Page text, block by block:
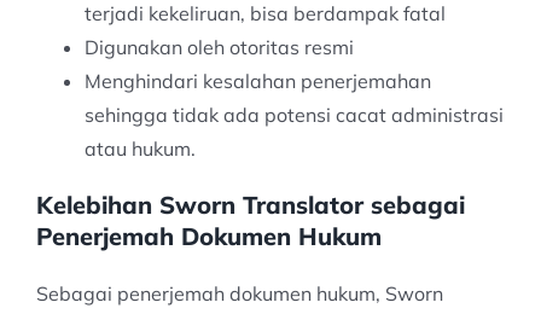
terjadi kekeliruan, bisa berdampak fatal
Digunakan oleh otoritas resmi
Menghindari kesalahan penerjemahan
sehingga tidak ada potensi cacat administrasi
atau hukum.
Kelebihan Sworn Translator sebagai
Penerjemah Dokumen Hukum
Sebagai penerjemah dokumen hukum, Sworn